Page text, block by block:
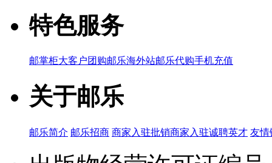
特色服务
邮掌柜大客户团购邮乐海外站邮乐代购手机充值
关于邮乐
邮乐简介 邮乐招商 商家入驻批销商家入驻诚聘英才 友情